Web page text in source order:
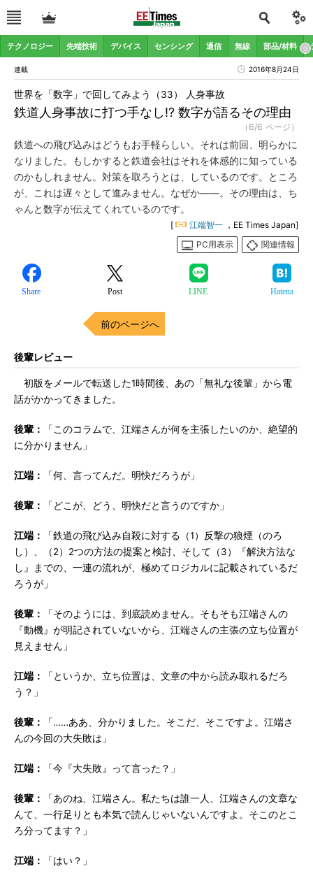
テクノロジー 先端技術 デバイス センシング 通信 無線 部品/材料
連載 2016年8月24日
鉄道人身事故に打つ手なし!? 数字が語るその理由
世界を「数字」で回してみよう（33） 人身事故
（6/6 ページ）
鉄道への飛び込みはどうもお手軽らしい。それは前回、明らかに
なりました。もしかすると鉄道会社はそれを体感的に知っている
のかもしれません。対策を取ろうとは、しているのです。ところ
が、これは遅々として進みません。なぜか――。その理由は、ち
ゃんと数字が伝えてくれているのです。
[ 江端智一 ，EE Times Japan]
PC用表示
関連情報
Share Post LINE Hatena
前のページへ
後輩レビュー
初版をメールで転送した1時間後、あの「無礼な後輩」から電
話がかかってきました。
後輩：
「このコラムで、江端さんが何を主張したいのか、絶望的
に分かりません」
江端： 「何、言ってんだ。明快だろうが」
後輩： 「どこが、どう、明快だと言うのですか」
江端：
「鉄道の飛び込み自殺に対する（1）反撃の狼煙（のろ
し）、（2）2つの方法の提案と検討、そして（3）『解決方法な
し』までの、一連の流れが、極めてロジカルに記載されているだ
ろうが」
後輩：
「そのようには、到底読めません。そもそも江端さんの
『動機』が明記されていないから、江端さんの主張の立ち位置が
見えません」
江端：
「というか、立ち位置は、文章の中から読み取れるだろ
う？」
後輩：
「……ああ、分かりました。そこだ、そこですよ。江端さ
んの今回の大失敗は」
江端： 「今『大失敗』って言った？」
後輩：
「あのね、江端さん。私たちは誰一人、江端さんの文章な
んて、一行足りとも本気で読んじゃいないんですよ。そこのとこ
ろ分ってます？」
江端： 「はい？」